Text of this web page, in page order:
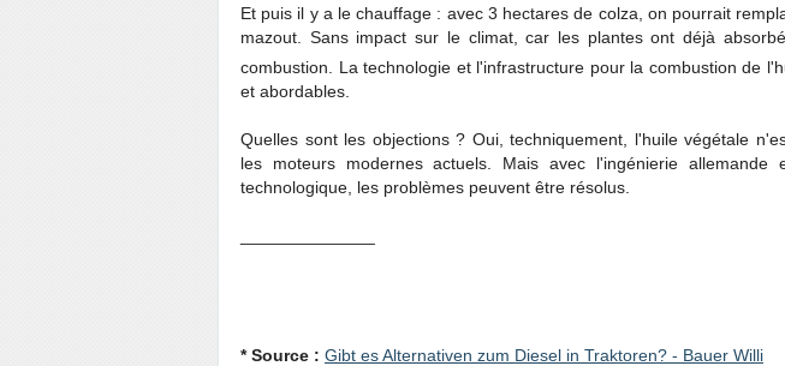
Et puis il y a le chauffage : avec 3 hectares de colza, on pourrait
mazout. Sans impact sur le climat, car les plantes ont déjà
combustion. La technologie et l'infrastructure pour la combustion de
et abordables.
Quelles sont les objections ? Oui, techniquement, l'huile végétale
les moteurs modernes actuels. Mais avec l'ingénierie allemande
technologique, les problèmes peuvent être résolus.
* Source : Gibt es Alternativen zum Diesel in Traktoren? - Bauer Willi